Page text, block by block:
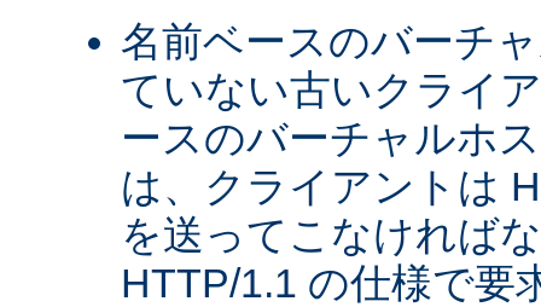
名前ベースのバーチ
ていない古いクライ
ースのバーチャルホ
は、クライアントは
を送ってこなければ
HTTP/1.1 の仕様で要